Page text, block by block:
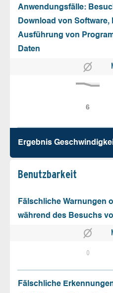
Anwendungsfälle:
Download von Software,
Ausführung von
Daten
Ergebnis
Benutz­barkeit
Fälschliche Warnungen
während des Besuchs
0
Fälschliche